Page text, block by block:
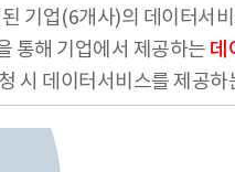
기업(6개사)의 데이터서
통해 기업에서 제공하는 데
시 데이터서비스를 제공